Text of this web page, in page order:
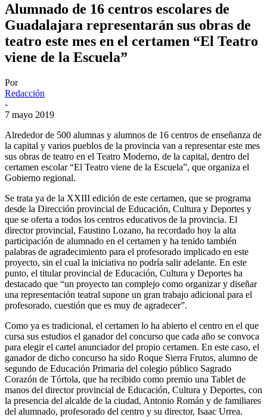
Alumnado de 16 centros escolares de
Guadalajara representarán sus obras de
teatro este mes en el certamen “El Teatro
viene de la Escuela”
Por
Redacción
-
7 mayo 2019
Alrededor de 500 alumnas y alumnos de 16 centros de enseñanza de
la capital y varios pueblos de la provincia van a representar este mes
sus obras de teatro en el Teatro Moderno, de la capital, dentro del
certamen escolar “El Teatro viene de la Escuela”, que organiza el
Gobierno regional.
Se trata ya de la XXIII edición de este certamen, que se programa
desde la Dirección provincial de Educación, Cultura y Deportes y
que se oferta a todos los centros educativos de la provincia. El
director provincial, Faustino Lozano, ha recordado hoy la alta
participación de alumnado en el certamen y ha tenido también
palabras de agradecimiento para el profesorado implicado en este
proyecto, sin el cual la iniciativa no podría salir adelante. En este
punto, el titular provincial de Educación, Cultura y Deportes ha
destacado que “un proyecto tan complejo como organizar y diseñar
una representación teatral supone un gran trabajo adicional para el
profesorado, cuestión que es muy de agradecer”.
Como ya es tradicional, el certamen lo ha abierto el centro en el que
cursa sus estudios el ganador del concurso que cada año se convoca
para elegir el cartel anunciador del propio certamen. En este caso, el
ganador de dicho concurso ha sido Roque Sierra Frutos, alumno de
segundo de Educación Primaria del colegio público Sagrado
Corazón de Tórtola, que ha recibido como premio una Tablet de
manos del director provincial de Educación, Cultura y Deportes, con
la presencia del alcalde de la ciudad, Antonio Román y de familiares
del alumnado, profesorado del centro y su director, Isaac Urrea.